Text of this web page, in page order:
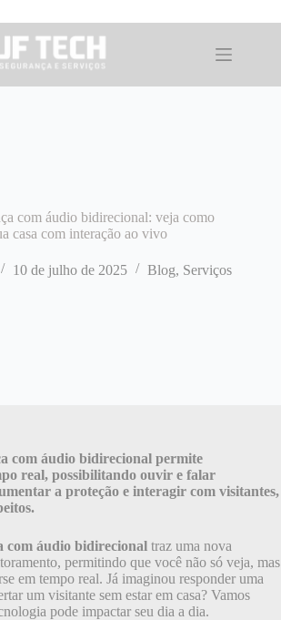
com áudio bidirecional: veja como
casa com interação ao vivo
10 de julho de 2025 Blog, Serviços
com áudio bidirecional permite
real, possibilitando ouvir e falar
a proteção e interagir com visitantes,
com áudio bidirecional traz uma nova
permitindo que você não só veja, mas
em tempo real. Já imaginou responder uma
um visitante sem estar em casa? Vamos
pode impactar seu dia a dia.